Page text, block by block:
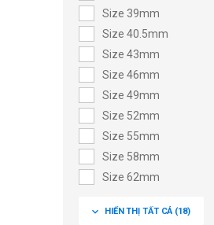
Size 39mm
Size 40.5mm
Size 43mm
Size 46mm
Size 49mm
Size 52mm
Size 55mm
Size 58mm
Size 62mm
Size 72mm
expand_more HIỂN THỊ TẤT CẢ (18)